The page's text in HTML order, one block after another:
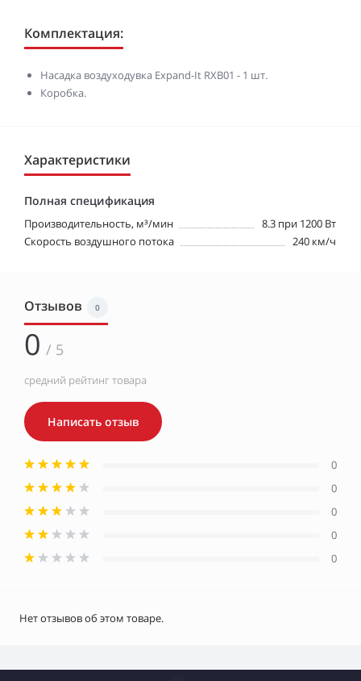
Комплектация:
Насадка воздуходувка Expand-It RXB01 - 1 шт.
Коробка.
Характеристики
Полная спецификация
Производительность, м³/мин
8.3 при 1200 Вт
Скорость воздушного потока
240 км/ч
Отзывов 0
0 / 5
средний рейтинг товара
Написать отзыв
0
0
0
0
0
Нет отзывов об этом товаре.